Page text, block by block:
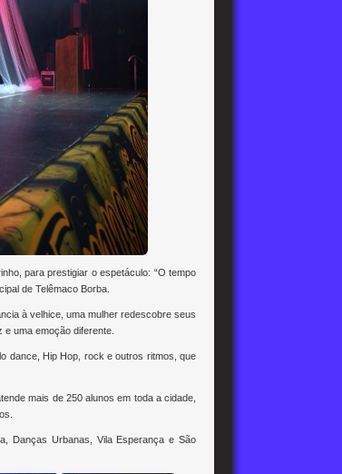
para prestigiar o espetáculo: “O tempo
de Telêmaco Borba.
à velhice, uma mulher redescobre seus
uma emoção diferente.
dance, Hip Hop, rock e outros ritmos, que
mais de 250 alunos em toda a cidade,
Danças Urbanas, Vila Esperança e São